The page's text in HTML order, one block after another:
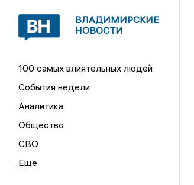
ВЛАДИМИРСКИЕ
НОВОСТИ
100 самых влиятельных людей
События недели
Аналитика
Общество
СВО